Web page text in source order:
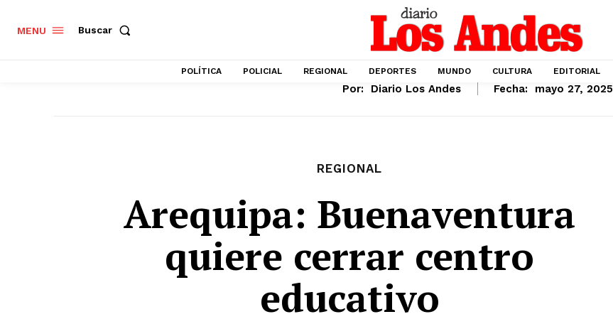
MENU Buscar
POLÍTICA POLICIAL REGIONAL DEPORTES MUNDO CULTURA EDITORIAL
Por: Diario Los Andes Fecha: mayo 27, 2025
REGIONAL
Arequipa: Buenaventura
quiere cerrar centro
educativo